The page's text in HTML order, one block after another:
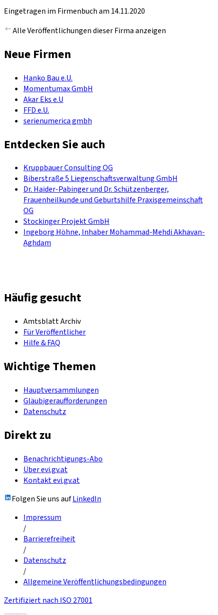
Eingetragen im Firmenbuch am 14.11.2020
Alle Veröffentlichungen dieser Firma anzeigen
Neue Firmen
Hanko Bau e.U.
Momentumax GmbH
Akar Eks e.U
FFD e.U.
serienumerica gmbh
Entdecken Sie auch
Kruppbauer Consulting OG
Biberstraße 5 Liegenschaftsverwaltung GmbH
Dr. Haider-Pabinger und Dr. Schützenberger,
Frauenheilkunde und Geburtshilfe Praxisgemeinschaft
OG
Stockinger Projekt GmbH
Ingeborg Höhne, Inhaber Mohammad-Mehdi Akhavan-
Aghdam
Häufig gesucht
Amtsblatt Archiv
Für Veröffentlicher
Hilfe & FAQ
Wichtige Themen
Hauptversammlungen
Gläubigeraufforderungen
Datenschutz
Direkt zu
Benachrichtigungs-Abo
Über evi.gv.at
Kontakt evi.gv.at
Folgen Sie uns aufLinkedIn
Impressum
/
Barrierefreiheit
/
Datenschutz
/
Allgemeine Veröffentlichungsbedingungen
Zertifiziert nach ISO 27001